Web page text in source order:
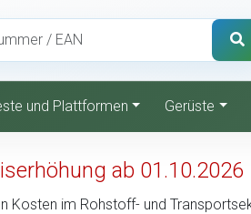
und Plattformen Gerüste
ab 01.10.2026
Kosten im Rohstoff- und